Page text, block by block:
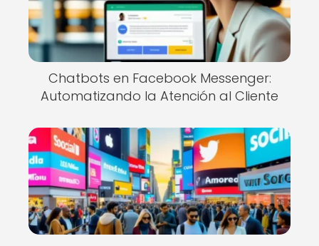
Chatbots en Facebook Messenger:
Automatizando la Atención al Cliente